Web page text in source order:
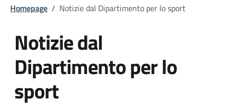
Homepage / Notizie dal Dipartimento per lo sport
Notizie dal
Dipartimento per lo
sport